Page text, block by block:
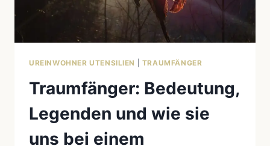
UREINWOHNER UTENSILIEN TRAUMFÄNGER
Traumfänger: Bedeutung,
Legenden und wie sie
uns bei einem